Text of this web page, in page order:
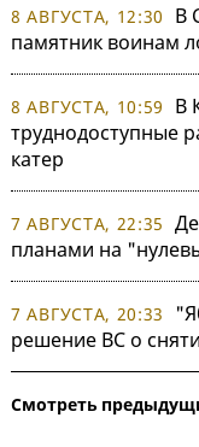
8 АВГУСТА, 12:30
В
памятник воинам
8 АВГУСТА, 10:59
В
труднодоступные
катер
7 АВГУСТА, 22:35
планами на
7 АВГУСТА, 20:33
решение ВС о
Смотреть